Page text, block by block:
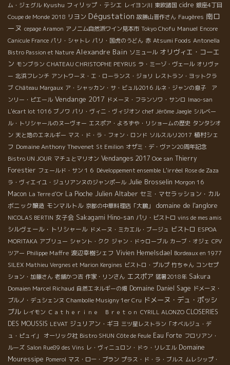
ム・ジェグル Kyushu フィリップ・テシエ レイヨン川 東欧諸国 cidre 銀座4丁目
Coupe de Monde 2018 リヨン Dégustation 故勝山晋作さん Faugères 南ロ
ーヌ cepage Aramon アノニム自然派ワイン見本市 Tokyo Chofu Manuel Encore
Canicule France パリ・シャトレ パリ・国虎のうどん 赤 Atsumi Foods Antonella
Bistro Passion et Nature Alexandre Bain ソミュール オリヴィエ・コーエ
ン モンブラン CHATEAU CHRISTOPHE PEYRUS ラ・ミーゾ・ヴェール オリヴァ
ー 北浜フレンチ アントワーヌ・エ・ローランス・ジョリ レストラン・ヨットクラ
ブ Château Margaux ア・シャッカン・サ・ビュル2016 ルネ・ジャンの息子 ア
ンリー・ピエール Vendange 2017 ドメーヌ・フランソワ・サンロ Imao-san
L'écart lot 1016 ブノワ パリ・ヴィニ・ヴィジオン chef Jérôme Jaegle シルベー
ル・トリシャールのヌーヴォー エスポア・よろずや・リショームの歴史 タンタシオ
ン 天と地のエネルギー マス・ド・ラ・フォン・ロンド ソルスルリ2017 植村シェ
フ Domaine Anthony Thevenet St Emilion オザミ・デ・ヴァン20周年記念
Bistro UN JOUR マチュとマリオン Vendanges 2017 Ooe san Thierry
Forestier フェールド・サン１６ Développement ensemble L'irréel Rose de Zaza
ラ・ヴィエイユ・ジュリアンヌのジャンポール Julie Brosselin Morgon 16
Macon La Terre d'Or La Pioche Julien Altaber セミ・マセラッション・カル
ボニック醸造 モンマルトル 京都の中華料理店「大鵬」 domaine de l'anglore
NICOLAS BERTIN 女子会 Sakagami Hino-san パリ・ビストロ vins de mes amis
シルヴェール・トリシャール ドメーヌ・ミカエル・ブージュ ビストロ ESPOA
MORITAKA アブリュー シャント・クク ジャン・ドゥローブル カーブ・オジェ CPV
ツアー Philippe Maffre 渡辺幸樹シェフ Vivien Hemelsdael Bordeaux en 1977
SILEX Mathieu Vergnes et Marion Kergines ビストロ・プルプ 竹ちゃん コンセプ
ション・加藤さん 老舗かつ吉 作家・リンさん エスポア 猛暑2018年 Sakura
Domaien Marcel Richaud 自然エネルギーの畑 Domaine Daniel Sage ドメーヌ・
ブルノ・デュシェンヌ Chambolle Musigny 1er Cru ドメーヌ・デュ・ポッシ
ブル レイモン Ｃａｔｈｅｒｉｎｅ Ｂｒｅｔｏｎ CYRILL ALONZO CLOSERIES
DES MOUSSIS LEVAT ジュリアン・ギヨ 三ツ星レストラン「オベルジュ・デ
ュ・ピュイ」
オーリック社 Bistro SHUN Côte de Feule Eau Forte フロリアン・
ルーズ Salon Rue89 des Vins レ・ヴィニュロン・ドゥ・リレエル Domaine
Mouressipe Pomerol マス・ロー・ブラン プラス・ド・ラ・ブルス ムレシップ・